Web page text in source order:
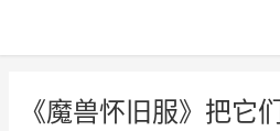
《魔兽怀旧服》把它